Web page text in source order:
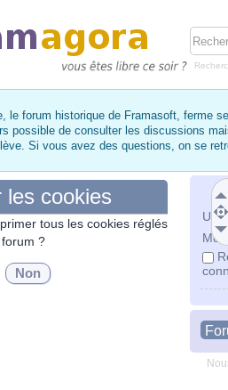
le forum historique de Framasoft, ferme
possible de consulter les discussions
Si vous avez des questions, on se
Mot
les cookies
tous les cookies réglés
?